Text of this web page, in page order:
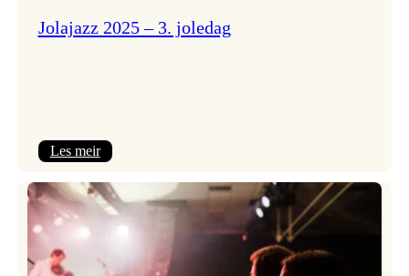
Jolajazz 2025 – 3. joledag
Les meir:
2025
–
joledag